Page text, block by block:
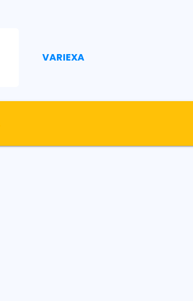
VARIEXA